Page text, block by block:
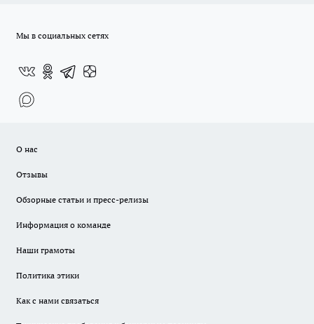
Мы в социальных сетях
О нас
Отзывы
Обзорные статьи и пресс-релизы
Информация о команде
Наши грамоты
Политика этики
Как с нами связаться